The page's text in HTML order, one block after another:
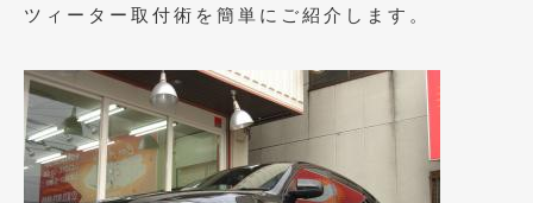
ツィーター取付術を簡単にご紹介します。